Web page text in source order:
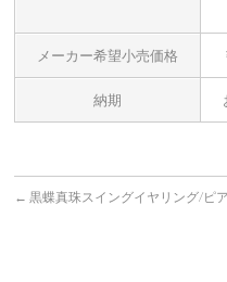
メーカー希望小売価格
納期
← 黒蝶真珠スイングイヤリング/ピ